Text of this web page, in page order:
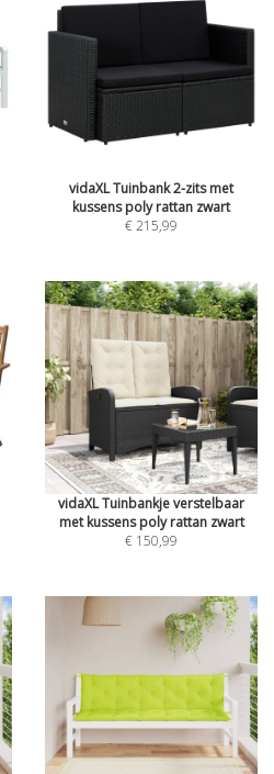
vidaXL Tuinbank 2-zits met
kussens poly rattan zwart
€ 215,99
vidaXL Tuinbankje verstelbaar
met kussens poly rattan zwart
€ 150,99